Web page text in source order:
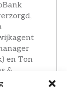
en Ton
&
alles over